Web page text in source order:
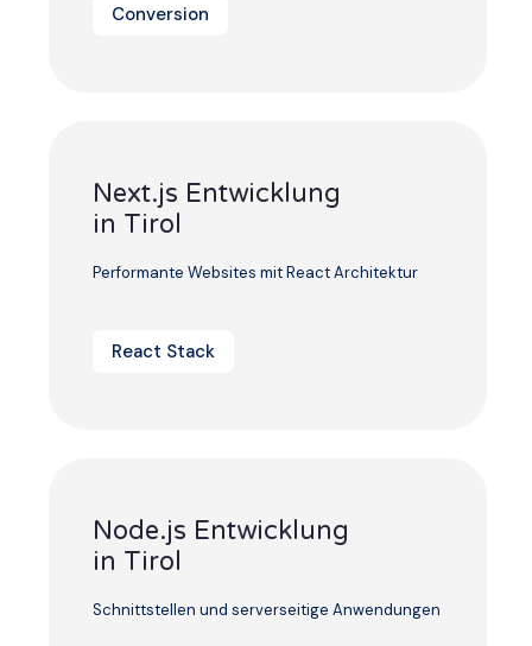
Conversion
Next.js Entwicklung
in Tirol
Performante Websites mit React Architektur
React Stack
Node.js Entwicklung
in Tirol
Schnittstellen und serverseitige Anwendungen